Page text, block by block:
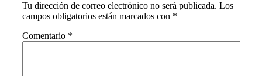
Tu dirección de correo electrónico no será publicada. Los
campos obligatorios están marcados con *
Comentario *